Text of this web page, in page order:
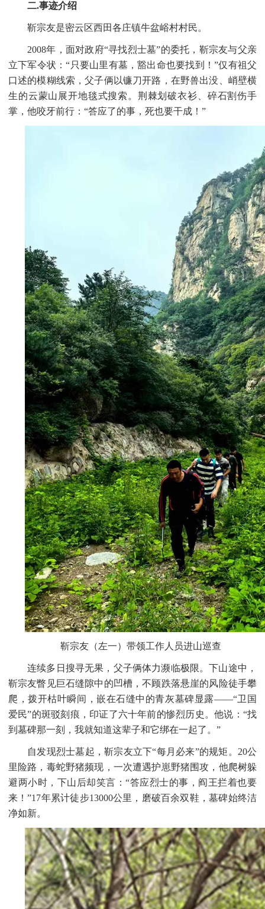
二.事迹介绍
靳宗友是密云区西田各庄镇牛盆峪村村民。
2008年，面对政府“寻找烈士墓”的委托，靳宗友与父亲
立下军令状：“只要山里有墓，豁出命也要找到！”仅有祖父
口述的模糊线索，父子俩以镰刀开路，在野兽出没、峭壁横
生的云蒙山展开地毯式搜索。荆棘划破衣衫、碎石割伤手
掌，他咬牙前行：“答应了的事，死也要干成！”
靳宗友（左一）带领工作人员进山巡查
连续多日搜寻无果，父子俩体力濒临极限。下山途中，
靳宗友瞥见巨石缝隙中的凹槽，不顾跌落悬崖的风险徒手攀
爬，拨开枯叶瞬间，嵌在石缝中的青灰墓碑显露——“卫国
爱民”的斑驳刻痕，印证了六十年前的惨烈历史。他说：“找
到墓碑那一刻，我就知道这辈子和它绑在一起了。”
自发现烈士墓起，靳宗友立下“每月必来”的规矩。20公
里险路，毒蛇野猪频现，一次遭遇护崽野猪围攻，他爬树躲
避两小时，下山后却笑言：“答应烈士的事，阎王拦着也要
来！”17年累计徒步13000公里，磨破百余双鞋，墓碑始终洁
净如新。